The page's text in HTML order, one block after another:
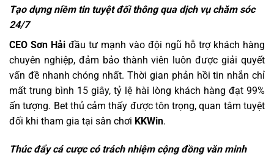
Tạo dựng niềm tin tuyệt đối thông qua dịch vụ chăm sóc
24/7
CEO Sơn Hải đầu tư mạnh vào đội ngũ hỗ trợ khách hàng
chuyên nghiệp, đảm bảo thành viên luôn được giải quyết
vấn đề nhanh chóng nhất. Thời gian phản hồi tin nhắn chỉ
mất trung bình 15 giây, tỷ lệ hài lòng khách hàng đạt 99%
ấn tượng. Bet thủ cảm thấy được tôn trọng, quan tâm tuyệt
đối khi tham gia tại sân chơi KKWin.
Thúc đẩy cá cược có trách nhiệm cộng đồng văn minh